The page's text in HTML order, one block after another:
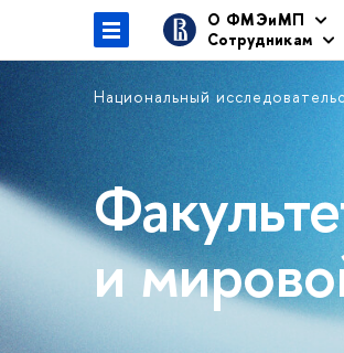
О ФМЭиМП
Сотрудникам
Национальный
и